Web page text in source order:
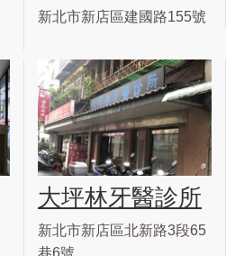
新北市新店區建國路155號
大坪林牙醫診所
新北市新店區北新路3段65
巷6號